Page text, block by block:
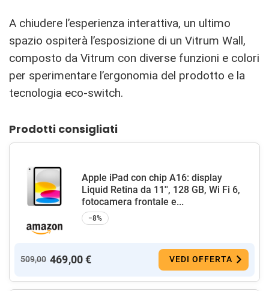
A chiudere l’esperienza interattiva, un ultimo
spazio ospiterà l’esposizione di un Vitrum Wall,
composto da Vitrum con diverse funzioni e colori
per sperimentare l’ergonomia del prodotto e la
tecnologia eco-switch.
Prodotti consigliati
Apple iPad con chip A16: display
Liquid Retina da 11'', 128 GB, Wi Fi 6,
fotocamera frontale e...
−8%
509,00 469,00 € VEDI OFFERTA